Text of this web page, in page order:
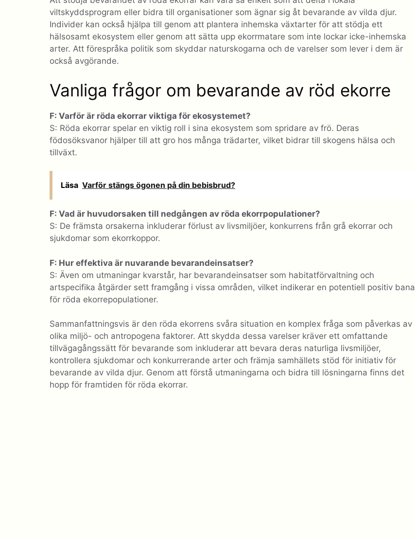
viltskyddsprogram eller bidra till organisationer som ägnar sig åt bevarande av vilda djur.
Individer kan också hjälpa till genom att plantera inhemska växtarter för att stödja ett
hälsosamt ekosystem eller genom att sätta upp ekorrmatare som inte lockar icke-inhemska
arter. Att förespråka politik som skyddar naturskogarna och de varelser som lever i dem är
också avgörande.
Vanliga frågor om bevarande av röd ekorre
F: Varför är röda ekorrar viktiga för ekosystemet?
S: Röda ekorrar spelar en viktig roll i sina ekosystem som spridare av frö. Deras
födosöksvanor hjälper till att gro hos många trädarter, vilket bidrar till skogens hälsa och
tillväxt.
Läsa Varför stängs ögonen på din bebisbrud?
F: Vad är huvudorsaken till nedgången av röda ekorrpopulationer?
S: De främsta orsakerna inkluderar förlust av livsmiljöer, konkurrens från grå ekorrar och
sjukdomar som ekorrkoppor.
F: Hur effektiva är nuvarande bevarandeinsatser?
S: Även om utmaningar kvarstår, har bevarandeinsatser som habitatförvaltning och
artspecifika åtgärder sett framgång i vissa områden, vilket indikerar en potentiell positiv bana
för röda ekorrepopulationer.
Sammanfattningsvis är den röda ekorrens svåra situation en komplex fråga som påverkas av
olika miljö- och antropogena faktorer. Att skydda dessa varelser kräver ett omfattande
tillvägagångssätt för bevarande som inkluderar att bevara deras naturliga livsmiljöer,
kontrollera sjukdomar och konkurrerande arter och främja samhällets stöd för initiativ för
bevarande av vilda djur. Genom att förstå utmaningarna och bidra till lösningarna finns det
hopp för framtiden för röda ekorrar.